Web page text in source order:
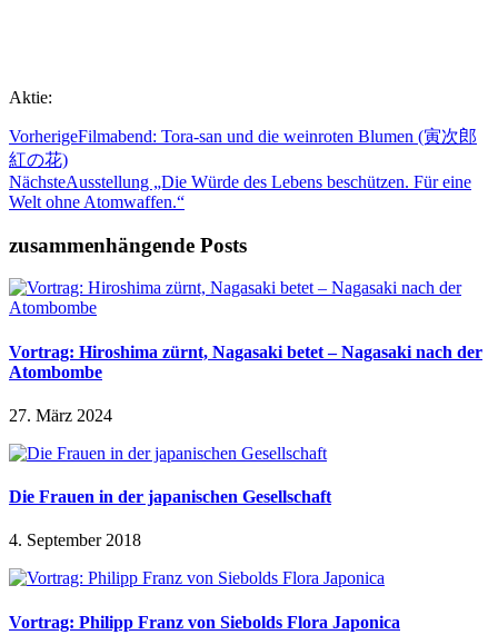
Aktie:
VorherigeFilmabend: Tora-san und die weinroten Blumen (寅次郎
紅の花)
NächsteAusstellung „Die Würde des Lebens beschützen. Für eine
Welt ohne Atomwaffen.“
zusammenhängende Posts
Vortrag: Hiroshima zürnt, Nagasaki betet – Nagasaki nach der
Atombombe
27. März 2024
Die Frauen in der japanischen Gesellschaft
4. September 2018
Vortrag: Philipp Franz von Siebolds Flora Japonica